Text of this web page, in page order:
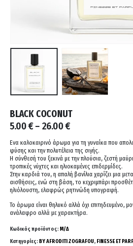
BLACK COCONUT
5.00€– 26.00€Price
5.00 €
through
26.00 €
Eνα καλοκαιρινό άρωμα για τη γυναίκα που
φύσης και την πολυτέλεια της σιγής.
Η σύνθεσή του ξεκινά με την πλούσια, ζεστή
τροπικές νύχτες και ηλιοκαμένες επιδερμίδες.
Στην καρδιά του, η απαλή βανίλια χαρίζει μια
αισθήσεις, ενώ στη βάση, το κεχριμπάρι
ηλιόλουστη, ελαφρώς ρητινώδη υπογραφή.
Το άρωμα είναι θηλυκό αλλά όχι επιτηδευμένο,
ανάλαφρο αλλά με χαρακτήρα.
Κωδικός προϊόντος: Μ/Δ
Κατηγορίες: BY AFRODITI ZOGRAFOU, FINESSE ET